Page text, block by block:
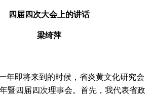
四届四次大会上的讲话
梁绮萍
年即将来到的时候，省炎黄文化研究会
暨四届四次理事会。首先，我代表省政